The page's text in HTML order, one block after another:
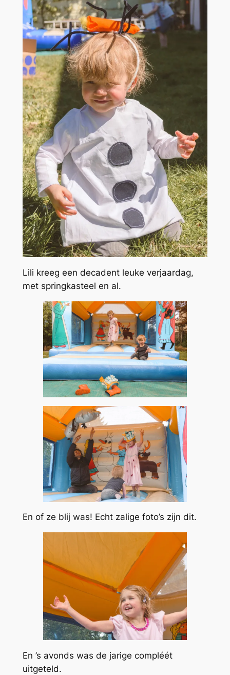
Lili kreeg een decadent leuke verjaardag,
met springkasteel en al.
En of ze blij was! Echt zalige foto’s zijn dit.
En ’s avonds was de jarige compléét
uitgeteld.